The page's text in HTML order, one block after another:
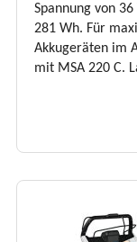
Spannung von
281 Wh. Für
Akkugeräten im
mit MSA 220 C.